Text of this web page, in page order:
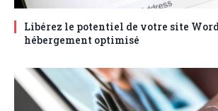
Libérez le potentiel de votre site
hébergement optimisé